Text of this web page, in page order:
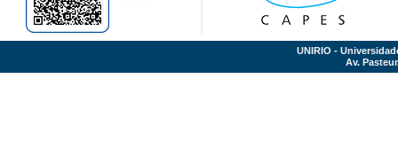
UNIRIO -
Av.